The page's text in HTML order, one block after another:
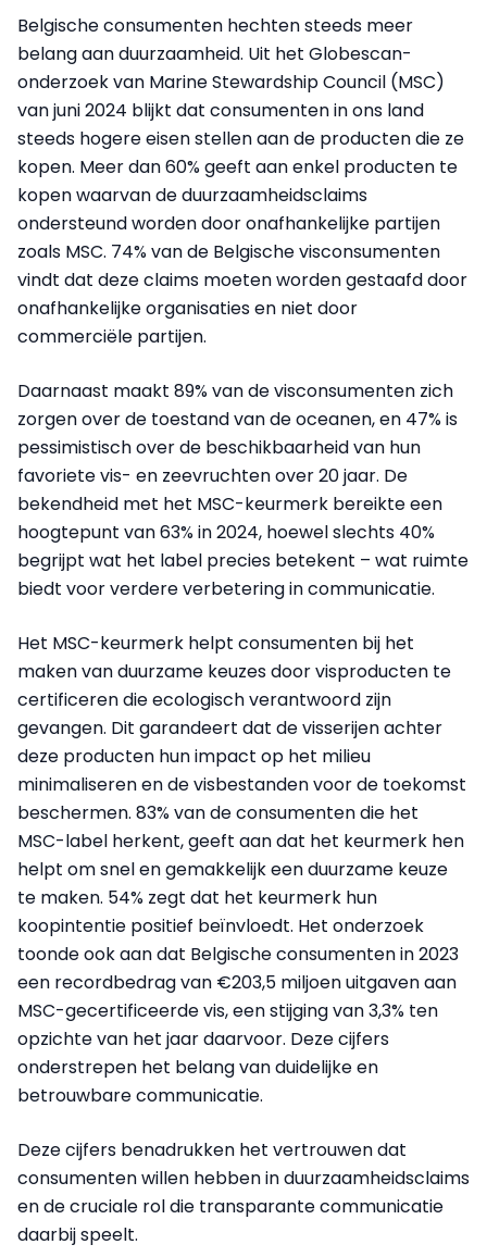
Belgische consumenten hechten steeds meer
belang aan duurzaamheid. Uit het Globescan-
onderzoek van Marine Stewardship Council (MSC)
van juni 2024 blijkt dat consumenten in ons land
steeds hogere eisen stellen aan de producten die ze
kopen. Meer dan 60% geeft aan enkel producten te
kopen waarvan de duurzaamheidsclaims
ondersteund worden door onafhankelijke partijen
zoals MSC. 74% van de Belgische visconsumenten
vindt dat deze claims moeten worden gestaafd door
onafhankelijke organisaties en niet door
commerciële partijen.
Daarnaast maakt 89% van de visconsumenten zich
zorgen over de toestand van de oceanen, en 47% is
pessimistisch over de beschikbaarheid van hun
favoriete vis- en zeevruchten over 20 jaar. De
bekendheid met het MSC-keurmerk bereikte een
hoogtepunt van 63% in 2024, hoewel slechts 40%
begrijpt wat het label precies betekent – wat ruimte
biedt voor verdere verbetering in communicatie.
Het MSC-keurmerk helpt consumenten bij het
maken van duurzame keuzes door visproducten te
certificeren die ecologisch verantwoord zijn
gevangen. Dit garandeert dat de visserijen achter
deze producten hun impact op het milieu
minimaliseren en de visbestanden voor de toekomst
beschermen. 83% van de consumenten die het
MSC-label herkent, geeft aan dat het keurmerk hen
helpt om snel en gemakkelijk een duurzame keuze
te maken. 54% zegt dat het keurmerk hun
koopintentie positief beïnvloedt. Het onderzoek
toonde ook aan dat Belgische consumenten in 2023
een recordbedrag van €203,5 miljoen uitgaven aan
MSC-gecertificeerde vis, een stijging van 3,3% ten
opzichte van het jaar daarvoor. Deze cijfers
onderstrepen het belang van duidelijke en
betrouwbare communicatie.
Deze cijfers benadrukken het vertrouwen dat
consumenten willen hebben in duurzaamheidsclaims
en de cruciale rol die transparante communicatie
daarbij speelt.